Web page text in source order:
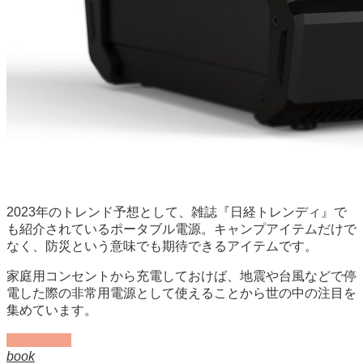
2023年のトレンド予想として、雑誌『日経トレンディ』で
も紹介されているポータブル電源。キャンプアイテムだけで
なく、防災という意味でも期待できるアイテムです。
家庭用コンセントから充電しておけば、地震や台風などで停
電した際の非常用電源として使えることから世の中の注目を
集めています。
book